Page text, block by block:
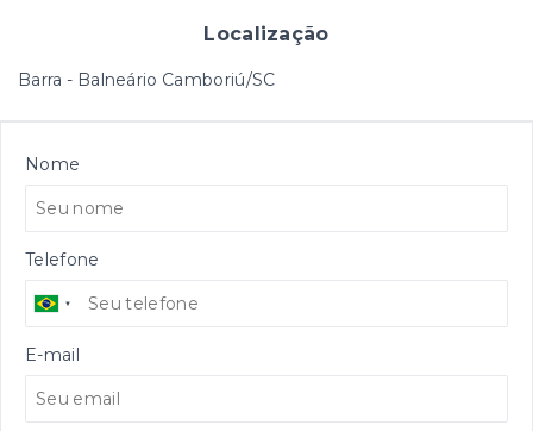
Localização
Barra - Balneário Camboriú/SC
Nome
Telefone
E-mail